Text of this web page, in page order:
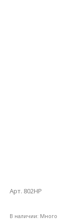
Арт. 802НР
В наличии: Много